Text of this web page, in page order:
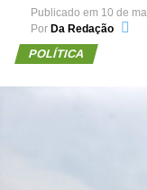
Publicado em 10 de
Por Da Redação
POLÍTICA